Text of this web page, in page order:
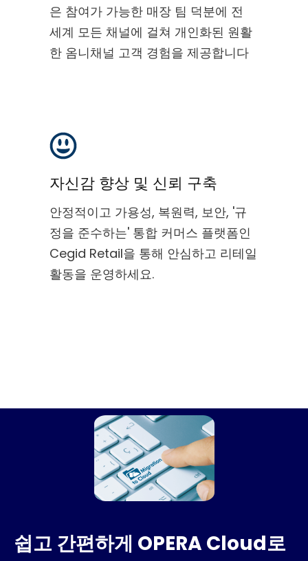
은 참여가 가능한 매장 팀 덕분에 전
세계 모든 채널에 걸쳐 개인화된 원활
한 옴니채널 고객 경험을 제공합니다
자신감 향상 및 신뢰 구축
안정적이고 가용성, 복원력, 보안, '규
정을 준수하는' 통합 커머스 플랫폼인
Cegid Retail을 통해 안심하고 리테일
활동을 운영하세요.
쉽고 간편하게 OPERA Cloud로